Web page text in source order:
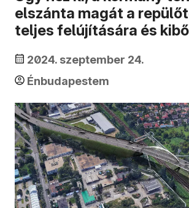
elszánta magát a
teljes felújítására és
2024. szeptember 24.
Énbudapestem